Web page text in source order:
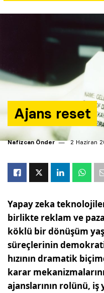
Ajans reset
Nafizcan Önder 2 Haziran
Yapay zeka
birlikte reklam ve
köklü bir dönüşüm
süreçlerinin
hızının dramatik
karar
ajanslarının rolünü,
Araştırma